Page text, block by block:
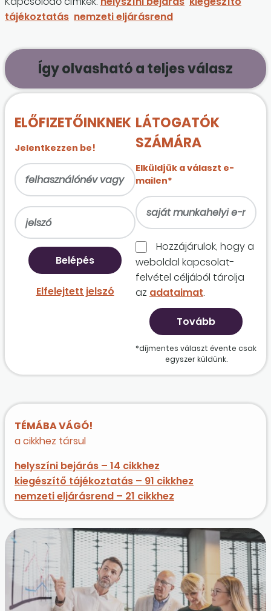
tájékoztatás nemzeti eljárásrend
Így olvasható a teljes válasz
ELŐFIZETŐINKNEK
Jelentkezzen be!
Elfelejtett jelszó
LÁTOGATÓK
SZÁMÁRA
Elküldjük a választ e-
mailen*
Hozzájárulok, hogy a
weboldal kapcso­lat­
felvétel céljából tárolja
az adataimat.
*díjmentes választ évente csak
egyszer küldünk.
TÉMÁBA VÁGÓ!
a cikkhez társul
helyszíni bejárás – 14 cikkhez
kiegészítő tájékoztatás – 91 cikkhez
nemzeti eljárásrend – 21 cikkhez